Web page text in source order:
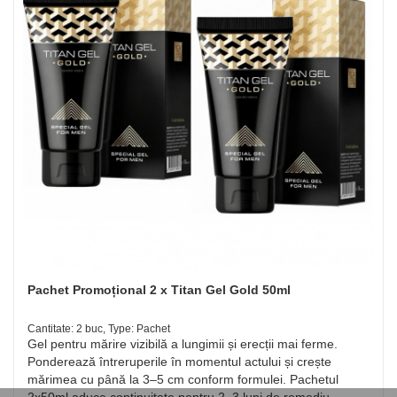
Pachet Promoțional 2 x Titan Gel Gold 50ml
Cantitate: 2 buc, Type: Pachet
Gel pentru mărire vizibilă a lungimii și erecții mai ferme.
Ponderează întreruperile în momentul actului și crește
mărimea cu până la 3–5 cm conform formulei. Pachetul